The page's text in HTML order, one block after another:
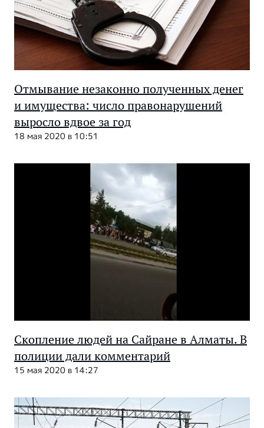
Отмывание незаконно полученных денег
и имущества: число правонарушений
выросло вдвое за год
18 мая 2020 в 10:51
Скопление людей на Сайране в Алматы. В
полиции дали комментарий
15 мая 2020 в 14:27